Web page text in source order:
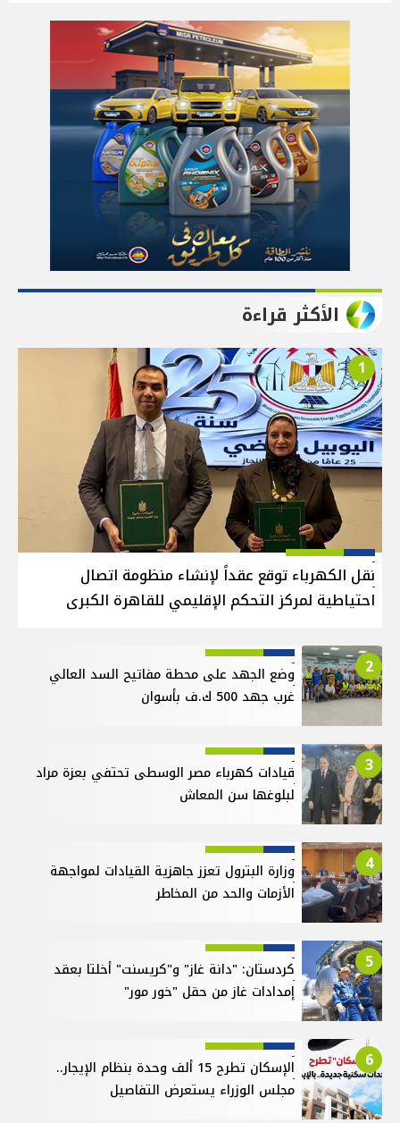
الأكثر قراءة
1
نقل الكهرباء توقع عقداً لإنشاء منظومة اتصال
احتياطية لمركز التحكم الإقليمي للقاهرة الكبرى
2
وضع الجهد على محطة مفاتيح السد العالي
غرب جهد 500 ك.ف بأسوان
3
قيادات كهرباء مصر الوسطى تحتفي بعزة مراد
لبلوغها سن المعاش
4
وزارة البترول تعزز جاهزية القيادات لمواجهة
الأزمات والحد من المخاطر
5
كردستان: "دانة غاز" و"كريسنت" أخلتا بعقد
إمدادات غاز من حقل "خور مور"
6
الإسكان تطرح 15 ألف وحدة بنظام الإيجار..
مجلس الوزراء يستعرض التفاصيل